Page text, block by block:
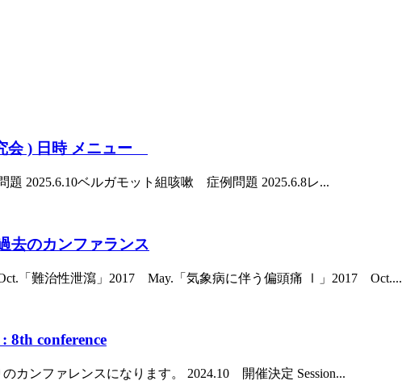
会 ) 日時 メニュー
題 2025.6.10ベルガモット組咳嗽 症例問題 2025.6.8レ...
去のカンファランス
「難治性泄瀉」2017 May.「気象病に伴う偏頭痛 Ⅰ」2017 Oct....
8th conference
カンファレンスになります。 2024.10 開催決定 Session...